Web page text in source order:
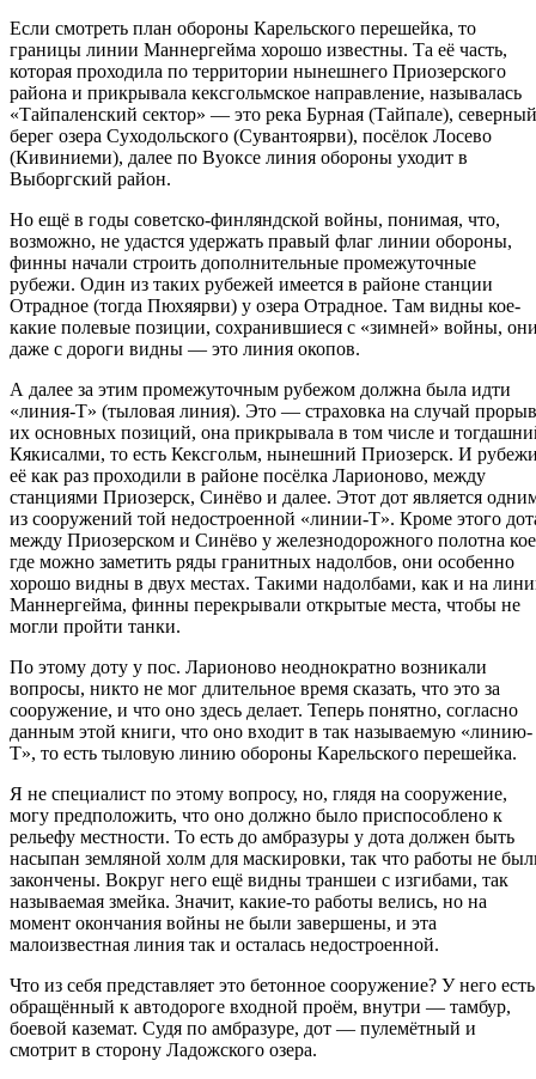
Если смотреть план обороны Карельского перешейка, то
границы линии Маннергейма хорошо известны. Та её часть,
которая проходила по территории нынешнего Приозерского
района и прикрывала кексгольмское направление, называлась
«Тайпаленский сектор» — это река Бурная (Тайпале), северный
берег озера Суходольского (Сувантоярви), посёлок Лосево
(Кивиниеми), далее по Вуоксе линия обороны уходит в
Выборгский район.
Но ещё в годы советско-финляндской войны, понимая, что,
возможно, не удастся удержать правый флаг линии обороны,
финны начали строить дополнительные промежуточные
рубежи. Один из таких рубежей имеется в районе станции
Отрадное (тогда Пюхяярви) у озера Отрадное. Там видны кое-
какие полевые позиции, сохранившиеся с «зимней» войны,
даже с дороги видны — это линия окопов.
А далее за этим промежуточным рубежом должна была идти
«линия-Т» (тыловая линия). Это — страховка на случай
их основных позиций, она прикрывала в том числе и
Кякисалми, то есть Кексгольм, нынешний Приозерск. И
её как раз проходили в районе посёлка Ларионово, между
станциями Приозерск, Синёво и далее. Этот дот является
из сооружений той недостроенной «линии-Т». Кроме этого
между Приозерском и Синёво у железнодорожного полотна
где можно заметить ряды гранитных надолбов, они особенно
хорошо видны в двух местах. Такими надолбами, как и на
Маннергейма, финны перекрывали открытые места, чтобы не
могли пройти танки.
По этому доту у пос. Ларионово неоднократно возникали
вопросы, никто не мог длительное время сказать, что это за
сооружение, и что оно здесь делает. Теперь понятно, согласно
данным этой книги, что оно входит в так называемую «линию-
Т», то есть тыловую линию обороны Карельского перешейка.
Я не специалист по этому вопросу, но, глядя на сооружение,
могу предположить, что оно должно было приспособлено к
рельефу местности. То есть до амбразуры у дота должен быть
насыпан земляной холм для маскировки, так что работы не
закончены. Вокруг него ещё видны траншеи с изгибами, так
называемая змейка. Значит, какие-то работы велись, но на
момент окончания войны не были завершены, и эта
малоизвестная линия так и осталась недостроенной.
Что из себя представляет это бетонное сооружение? У него есть
обращённый к автодороге входной проём, внутри — тамбур,
боевой каземат. Судя по амбразуре, дот — пулемётный и
смотрит в сторону Ладожского озера.